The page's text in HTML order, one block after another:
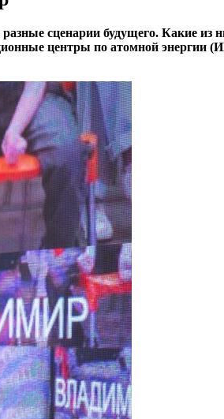
сценарии будущего. Какие из
центры по атомной энергии